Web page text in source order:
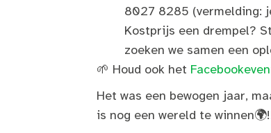
8027 8285 (vermelding:
Kostprijs een drempel?
zoeken we samen een
🌱 Houd ook het
Het was een bewogen jaar,
is nog een wereld te